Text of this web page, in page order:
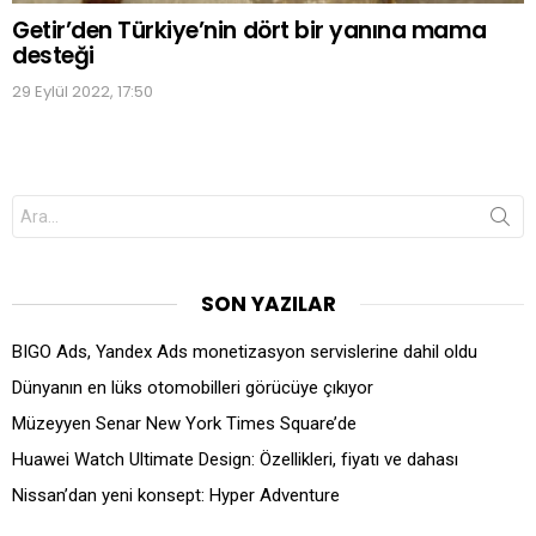
Getir’den Türkiye’nin dört bir yanına mama
desteği
29 Eylül 2022, 17:50
Search
for:
SON YAZILAR
BIGO Ads, Yandex Ads monetizasyon servislerine dahil oldu
Dünyanın en lüks otomobilleri görücüye çıkıyor
Müzeyyen Senar New York Times Square’de
Huawei Watch Ultimate Design: Özellikleri, fiyatı ve dahası
Nissan’dan yeni konsept: Hyper Adventure